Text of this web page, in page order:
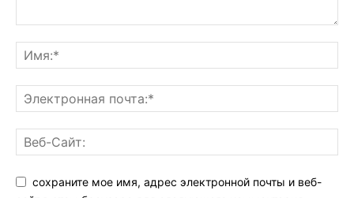
сохраните мое имя, адрес электронной почты и веб-